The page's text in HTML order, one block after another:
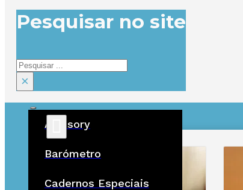
Pesquisar no site
Pesquisar
×
Advisory
Barómetro
Cadernos Especiais
ÚLTIMAS